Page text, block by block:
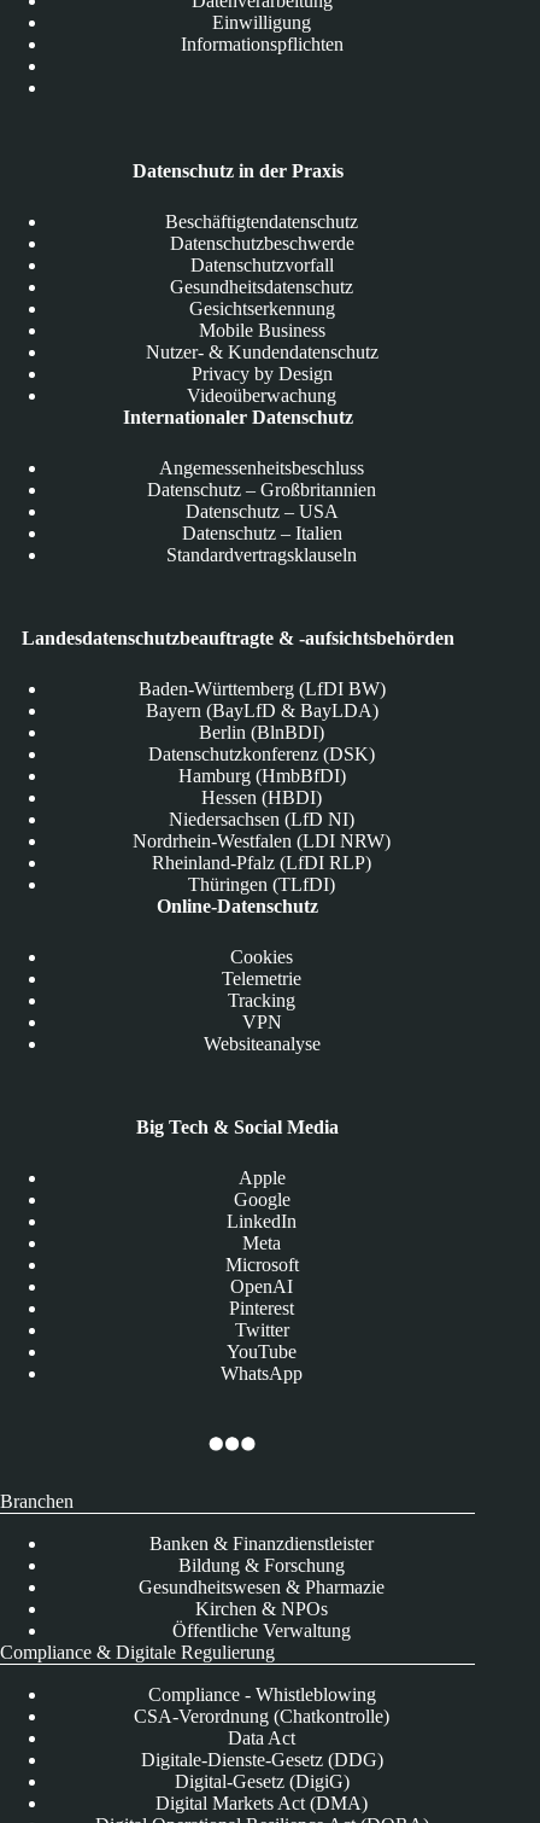
Einwilligung
Informationspflichten
Datenschutz in der Praxis
Beschäftigtendatenschutz
Datenschutzbeschwerde
Datenschutzvorfall
Gesundheitsdatenschutz
Gesichtserkennung
Mobile Business
Nutzer- & Kundendatenschutz
Privacy by Design
Videoüberwachung
Internationaler Datenschutz
Angemessenheitsbeschluss
Datenschutz – Großbritannien
Datenschutz – USA
Datenschutz – Italien
Standardvertragsklauseln
Landesdatenschutzbeauftragte & -aufsichtsbehörden
Baden-Württemberg (LfDI BW)
Bayern (BayLfD & BayLDA)
Berlin (BlnBDI)
Datenschutzkonferenz (DSK)
Hamburg (HmbBfDI)
Hessen (HBDI)
Niedersachsen (LfD NI)
Nordrhein-Westfalen (LDI NRW)
Rheinland-Pfalz (LfDI RLP)
Thüringen (TLfDI)
Online-Datenschutz
Cookies
Telemetrie
Tracking
VPN
Websiteanalyse
Big Tech & Social Media
Apple
Google
LinkedIn
Meta
Microsoft
OpenAI
Pinterest
Twitter
YouTube
WhatsApp
Branchen
Banken & Finanzdienstleister
Bildung & Forschung
Gesundheitswesen & Pharmazie
Kirchen & NPOs
Öffentliche Verwaltung
Compliance & Digitale Regulierung
Compliance - Whistleblowing
CSA-Verordnung (Chatkontrolle)
Data Act
Digitale-Dienste-Gesetz (DDG)
Digital-Gesetz (DigiG)
Digital Markets Act (DMA)